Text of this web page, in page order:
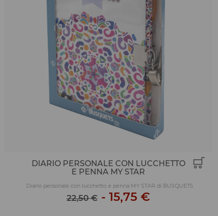
DIARIO PERSONALE CON LUCCHETTO
E PENNA MY STAR
Diario personale con lucchetto e penna MY STAR di BUSQUETS
22,50 €- 15,75 €